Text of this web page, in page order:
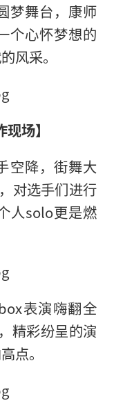
梦舞台，康师
个心怀梦想的
风采。
场】
空降，街舞大
对选手们进行
人solo更是燃
表演嗨翻全
精彩纷呈的演
点。